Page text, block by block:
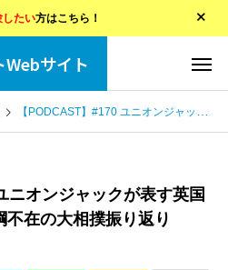
したい方はこちら！
サイト
【PODCAST】#170 ユニオンジャックが表す英国成立の経緯とは！/横綱不在の大相撲振り返り
ニオンジャックが表す英国
在の大相撲振り返り